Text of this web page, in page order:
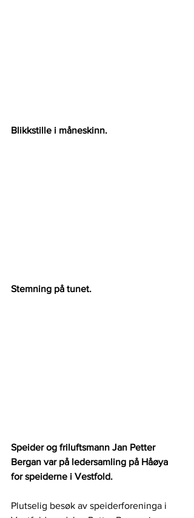
Blikkstille i måneskinn.
Stemning på tunet.
Speider og friluftsmann Jan Petter
Bergan var på ledersamling på Håøya
for speiderne i Vestfold.
Plutselig besøk av speiderforeninga i